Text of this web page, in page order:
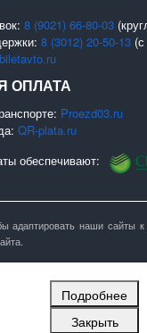
Подробнее
Закрыть
8 (9021) 66-80-03
8 (3012) 20-50-13
ОПЛАТА
Proezd03.ru
QR-plata.ru
обеспечивают:
адаптировать наши сайты